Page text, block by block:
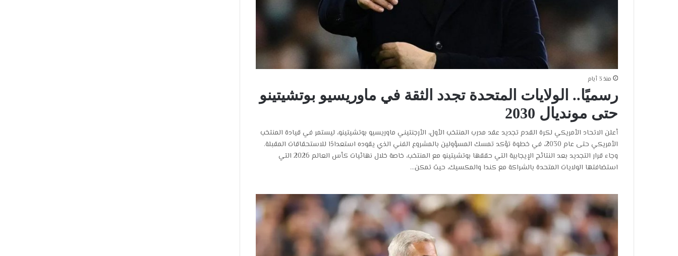
منذ 3 أيام
رسميًا.. الولايات المتحدة تجدد الثقة في ماوريسيو بوتشيتينو
حتى مونديال 2030
أعلن الاتحاد الأمريكي لكرة القدم تجديد عقد مدرب المنتخب الأول، الأرجنتيني ماوريسيو بوتشيتينو، ليستمر في قيادة المنتخب
الأمريكي حتى عام 2030، في خطوة تؤكد تمسك المسؤولين بالمشروع الفني الذي يقوده استعدادًا للاستحقاقات المقبلة.
وجاء قرار التجديد بعد النتائج الإيجابية التي حققها بوتشيتينو مع المنتخب، خاصة خلال نهائيات كأس العالم 2026 التي
استضافتها الولايات المتحدة بالشراكة مع كندا والمكسيك، حيث تمكن…